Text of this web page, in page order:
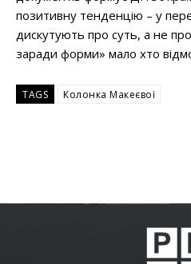
позитивну тенденцію – у
дискутують про суть, а не
заради форми» мало хто
TAGS Колонка Макеєвої